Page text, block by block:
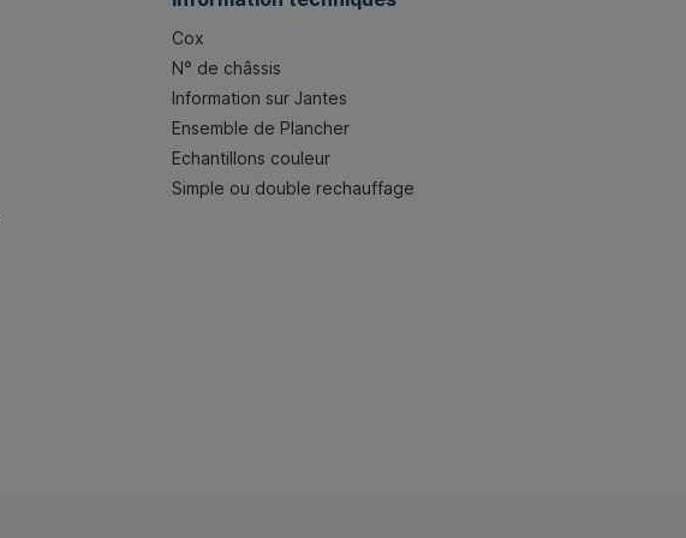
Cox
N° de châssis
Information sur Jantes
Ensemble de Plancher
Echantillons couleur
Simple ou double rechauffage